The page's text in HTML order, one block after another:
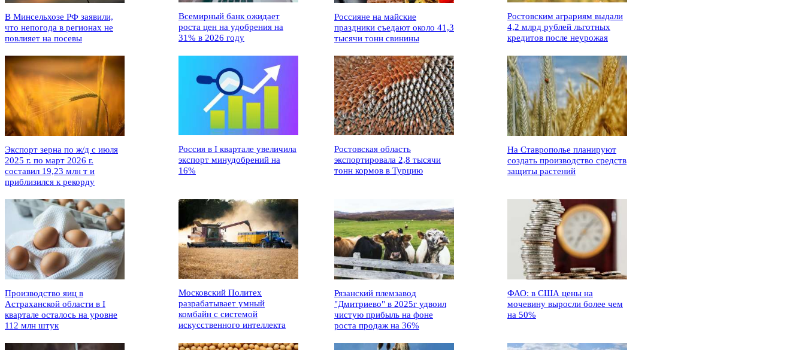
В Минсельхозе РФ заявили,
что непогода в регионах не
повлияет на посевы
Всемирный банк ожидает
роста цен на удобрения на
31% в 2026 году
Россияне на майские
праздники съедают около 41,3
тысячи тонн свинины
Ростовским аграриям выдали
4,2 млрд рублей льготных
кредитов после неурожая
Экспорт зерна по ж/д с июля
2025 г. по март 2026 г.
составил 19,23 млн т и
приблизился к рекорду
Россия в I квартале увеличила
экспорт минудобрений на
16%
Ростовская область
экспортировала 2,8 тысячи
тонн кормов в Турцию
На Ставрополье планируют
создать производство средств
защиты растений
Производство яиц в
Астраханской области в I
квартале осталось на уровне
112 млн штук
Московский Политех
разрабатывает умный
комбайн с системой
искусственного интеллекта
Рязанский племзавод
"Дмитриево" в 2025г удвоил
чистую прибыль на фоне
роста продаж на 36%
ФАО: в США цены на
мочевину выросли более чем
на 50%